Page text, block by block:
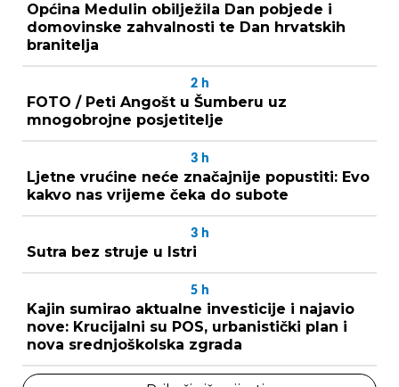
Općina Medulin obilježila Dan pobjede i
domovinske zahvalnosti te Dan hrvatskih
branitelja
2 h
FOTO / Peti Angošt u Šumberu uz
mnogobrojne posjetitelje
3 h
Ljetne vrućine neće značajnije popustiti: Evo
kakvo nas vrijeme čeka do subote
3 h
Sutra bez struje u Istri
5 h
Kajin sumirao aktualne investicije i najavio
nove: Krucijalni su POS, urbanistički plan i
nova srednjoškolska zgrada